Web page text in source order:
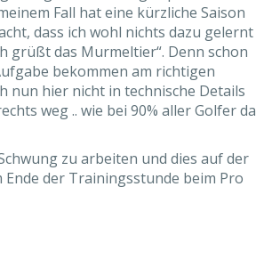
Fall hat eine kürzliche Saison
dass ich wohl nichts dazu gelernt
grüßt das Murmeltier“. Denn schon
bekommen am richtigen
nun hier nicht in technische Details
weg .. wie bei 90% aller Golfer da
zu arbeiten und dies auf der
der Trainingsstunde beim Pro